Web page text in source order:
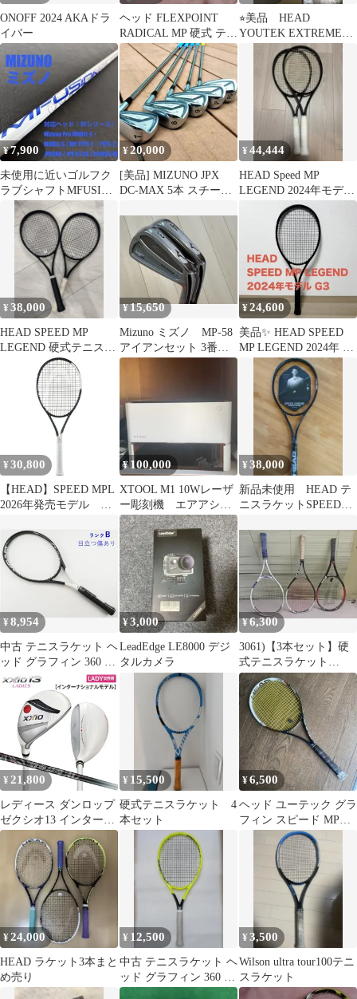
ONOFF 2024 AKAドラ
イバー
ヘッド FLEXPOINT
RADICAL MP 硬式 テニ
ス ラケット G4
⭐︎美品 HEAD
YOUTEK EXTREME
MP 2010(G2)
¥7,900
未使用に近いゴルフク
ラブシャフトMFUSION
ミズノD-39R MIZUNO
¥20,000
[美品] MIZUNO JPX
DC-MAX 5本 スチール
¥44,444
HEAD Speed MP
LEGEND 2024年モデル
G3 2本セット
¥38,000
HEAD SPEED MP
LEGEND 硬式テニスラ
ケット 2本セット
¥15,650
Mizuno ミズノ MP-58
アイアンセット 3番 4
番
¥24,600
美品✨ HEAD SPEED
MP LEGEND 2024年 G3
レジェンド
¥ 30,800
【HEAD】SPEED MPL
2026年発売モデル
¥ 100,000
XTOOL M1 10Wレーザ
ー彫刻機 エアアシス
ト ハニカムパネル
¥38,000
新品未使用 HEAD テ
ニスラケットSPEED
¥8,954
中古 テニスラケット ヘ
ッド グラフィン 360 ス
ピード エス 2018年モデ
ル (G2) HEAD
GRAPHENE 360 SPEED
S 2018 (c26070072c)
¥3,000
LeadEdge LE8000 デジ
タルカメラ
¥6,300
3061)​【3本セット】硬
式テニスラケット
Prince・HEAD まとめ
売り
¥ 21,800
レディース ダンロップ
ゼクシオ13 インターナ
ショナルモデル ユーテ
ィリティー XXIO
MP1300LK カーボンシ
ャフト パールホワイト
¥ 15,500
硬式テニスラケット 4
本セット
¥6,500
ヘッド ユーテック グラ
フィン スピード MPテ
ニスラケット18ｘ20
¥24,000
HEAD ラケット3本まと
め売り
¥ 12,500
中古 テニスラケット ヘ
ッド グラフィン 360 エ
クストリーム MP 2018
¥3,500
Wilson ultra tour100テニ
スラケット